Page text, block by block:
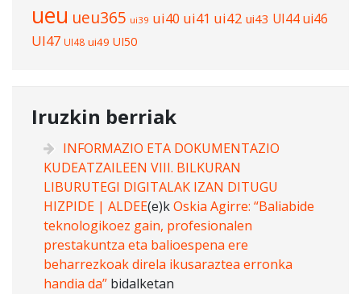
ueu ueu365 ui39 ui40 ui41 ui42 ui43 UI44ui46
UI47 UI48 ui49 UI50
Iruzkin berriak
INFORMAZIO ETA DOKUMENTAZIO
KUDEATZAILEEN VIII. BILKURAN
LIBURUTEGI DIGITALAK IZAN DITUGU
HIZPIDE | ALDEE(e)kOskia Agirre: “Baliabide
teknologikoez gain, profesionalen
prestakuntza eta balioespena ere
beharrezkoak direla ikusaraztea erronka
handia da” bidalketan